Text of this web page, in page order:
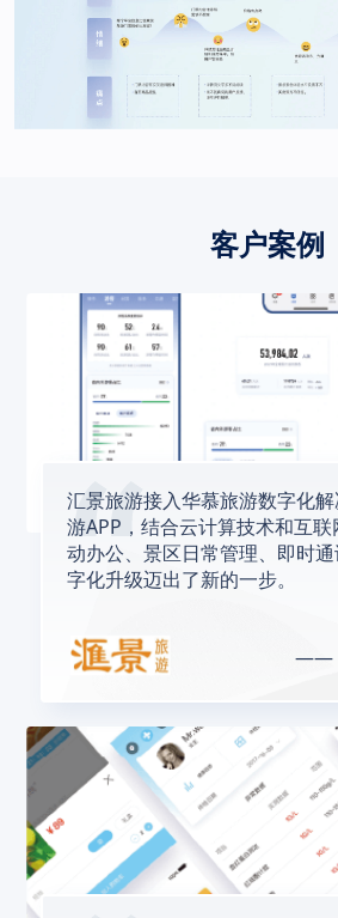
客户案例
汇景旅游接入华慕旅游数字化
游APP，结合云计算技术和互
动办公、景区日常管理、即时
字化升级迈出了新的一步。